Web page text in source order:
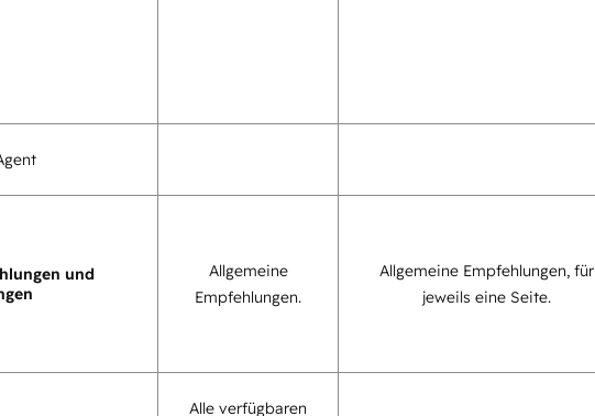
und
Allgemeine
Empfehlungen.
Allgemeine Empfehlungen, für
jeweils eine Seite.
Alle verfügbaren